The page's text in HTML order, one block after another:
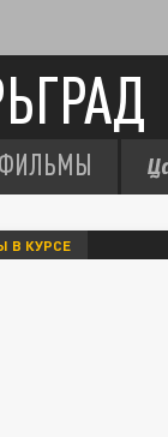
ФИЛЬМЫ
В КУРСЕ